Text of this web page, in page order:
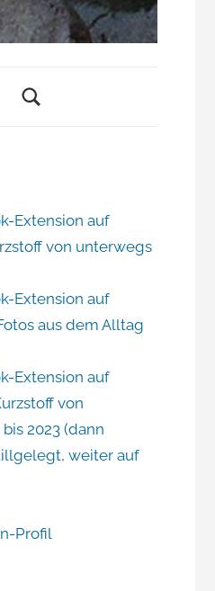
Extension auf
von unterwegs
Extension auf
aus dem Alltag
Extension auf
von
2023 (dann
weiter auf
Profil